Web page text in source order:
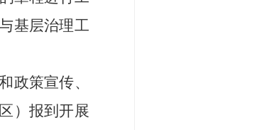
基层治理工
政策宣传、
）报到开展